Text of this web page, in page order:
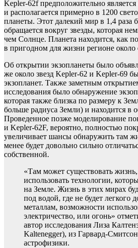
Kepler-62f предположительно
и располагается примерно в 1200
планеты. Этот далекий мир в 1,4 раза
обращается вокруг звезды, которая
чем Солнце. Планета находится, как
в пригодном для жизни регионе около
Об открытии экзопланеты было
же около звезд Kepler-62 и Kepler-69
экзопланет. Также заметным
исследования было обнаружение
которая также близка по размеру к
больше радиуса Земли) и находится в
Проведенное позже моделирование
и Kepler-62F, вероятно, полностью
увеличивает шансы обнаружить там
менее будет довольно сильно
собственной.
«Там может существовать
использовать технологии,
на Земле. Жизнь в этих мирах
под водой, где не будет легкого
металлам, возможности
электричество, или огонь»
автор исследования Лиза
Kaltenegger), из Гарвард-
астрофизики.